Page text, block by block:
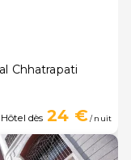
Chhatrapati
dès 24 €/ nuit